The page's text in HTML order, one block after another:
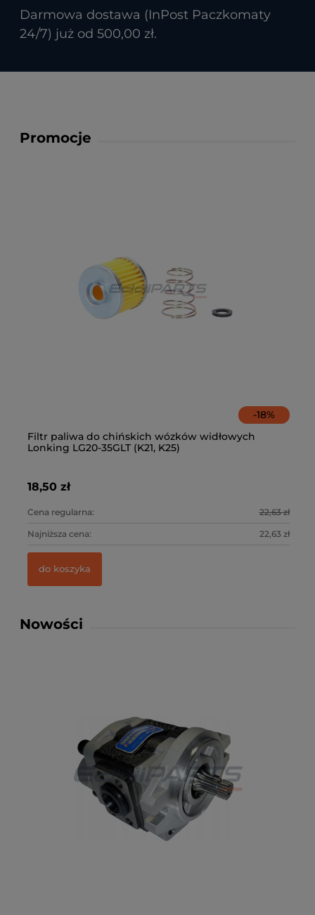
Darmowa dostawa (InPost Paczkomaty
24/7) już od 500,00 zł.
Promocje
-18%
Filtr paliwa do chińskich wózków widłowych
Lonking LG20-35GLT (K21, K25)
18,50 zł
Cena regularna: 22,63 zł
Najniższa cena: 22,63 zł
do koszyka
Nowości